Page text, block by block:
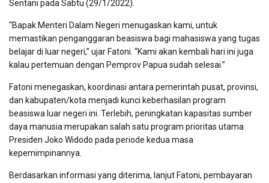
Sentani pada Sabtu (29/1/2022).
“Bapak Menteri Dalam Negeri menugaskan kami, untuk
memastikan penganggaran beasiswa bagi mahasiswa yang tugas
belajar di luar negeri,” ujar Fatoni. “Kami akan kembali hari ini juga
kalau pertemuan dengan Pemprov Papua sudah selesai.”
Fatoni menegaskan, koordinasi antara pemerintah pusat, provinsi,
dan kabupaten/kota menjadi kunci keberhasilan program
beasiswa luar negeri ini. Terlebih, peningkatan kapasitas sumber
daya manusia merupakan salah satu program prioritas utama
Presiden Joko Widodo pada periode kedua masa
kepemimpinannya.
Berdasarkan informasi yang diterima, lanjut Fatoni, pembayaran